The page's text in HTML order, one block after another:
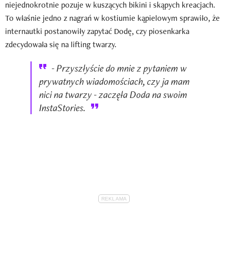
niejednokrotnie pozuje w kuszących bikini i skąpych kreacjach.
To właśnie jedno z nagrań w kostiumie kąpielowym sprawiło, że
internautki postanowiły zapytać Dodę, czy piosenkarka
zdecydowała się na lifting twarzy.
- Przyszłyście do mnie z pytaniem w
prywatnych wiadomościach, czy ja mam
nici na twarzy - zaczęła Doda na swoim
InstaStories.